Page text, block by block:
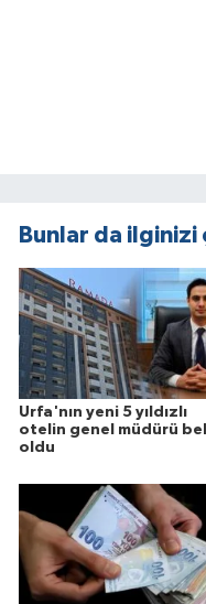
Bunlar da ilginizi
Urfa'nın yeni 5 yıldızlı
otelin genel müdürü
oldu